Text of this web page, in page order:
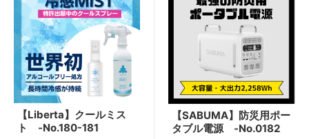
【Liberta】クールミス
ト -No.180-181
【SABUMA】防災用ポー
タブル電源 -No.0182